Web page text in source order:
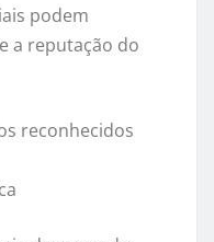
podem
a reputação do
reconhecidos